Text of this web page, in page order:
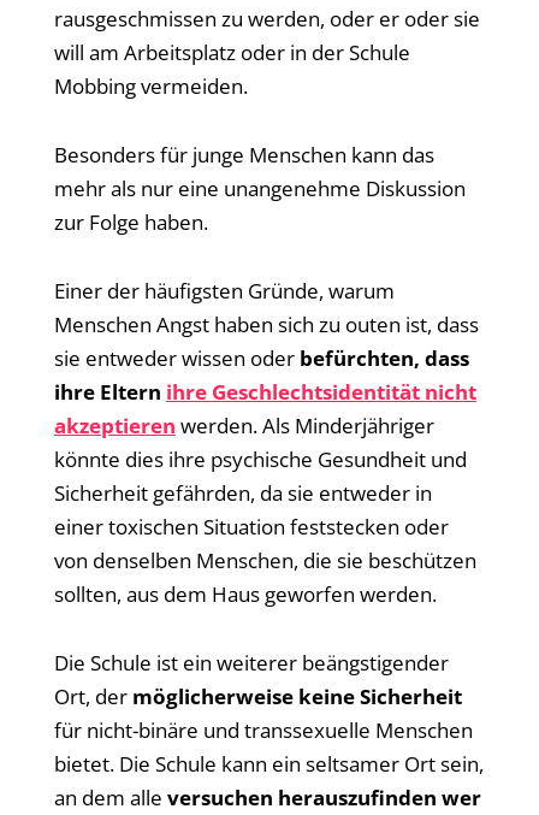
rausgeschmissen zu werden, oder er oder sie
will am Arbeitsplatz oder in der Schule
Mobbing vermeiden.
Besonders für junge Menschen kann das
mehr als nur eine unangenehme Diskussion
zur Folge haben.
Einer der häufigsten Gründe, warum
Menschen Angst haben sich zu outen ist, dass
sie entweder wissen oder befürchten, dass
ihre Eltern ihre Geschlechtsidentität nicht
akzeptieren werden. Als Minderjähriger
könnte dies ihre psychische Gesundheit und
Sicherheit gefährden, da sie entweder in
einer toxischen Situation feststecken oder
von denselben Menschen, die sie beschützen
sollten, aus dem Haus geworfen werden.
Die Schule ist ein weiterer beängstigender
Ort, der möglicherweise keine Sicherheit
für nicht-binäre und transsexuelle Menschen
bietet. Die Schule kann ein seltsamer Ort sein,
an dem alle versuchen herauszufinden wer